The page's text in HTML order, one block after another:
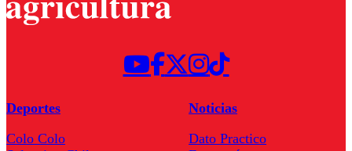
Deportes
Colo Colo
Noticias
Dato Practico